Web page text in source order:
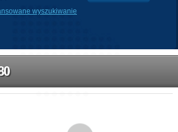
wyszukiwanie